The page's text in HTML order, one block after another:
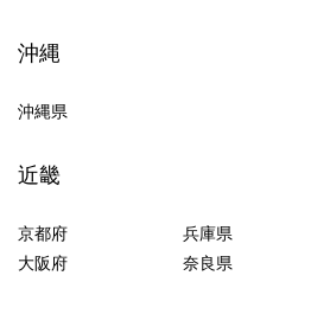
沖縄
沖縄県
近畿
京都府 兵庫県
大阪府
奈良県